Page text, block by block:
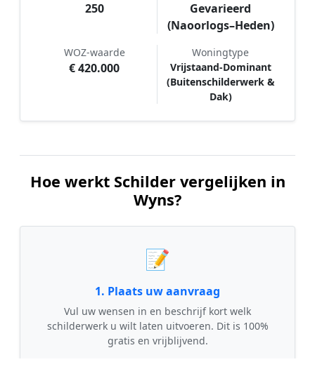
250
Gevarieerd
(Naoorlogs–Heden)
WOZ-waarde
€ 420.000
Woningtype
Vrijstaand-Dominant
(Buitenschilderwerk &
Dak)
Hoe werkt Schilder vergelijken in
Wyns?
📝
1. Plaats uw aanvraag
Vul uw wensen in en beschrijf kort welk
schilderwerk u wilt laten uitvoeren. Dit is 100%
gratis en vrijblijvend.